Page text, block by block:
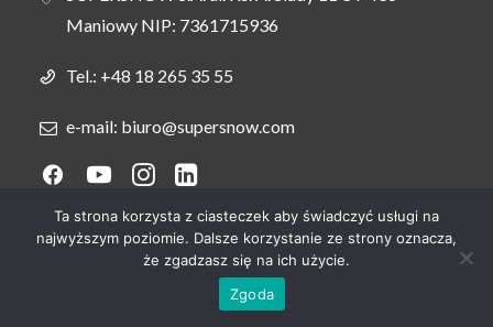
woj. dolnośląskie, opolskie, zachodniopomorskie,
arkadiusz.kitkowski@supersnow.com
Maniowy NIP: 7361715936
Tel.: +48 18 265 35 55
e-mail: biuro@supersnow.com
Kontakt
Polityki i regulaminy
Ta strona korzysta z ciasteczek aby świadczyć usługi na
najwyższym poziomie. Dalsze korzystanie ze strony oznacza,
że zgadzasz się na ich użycie.
Zgoda